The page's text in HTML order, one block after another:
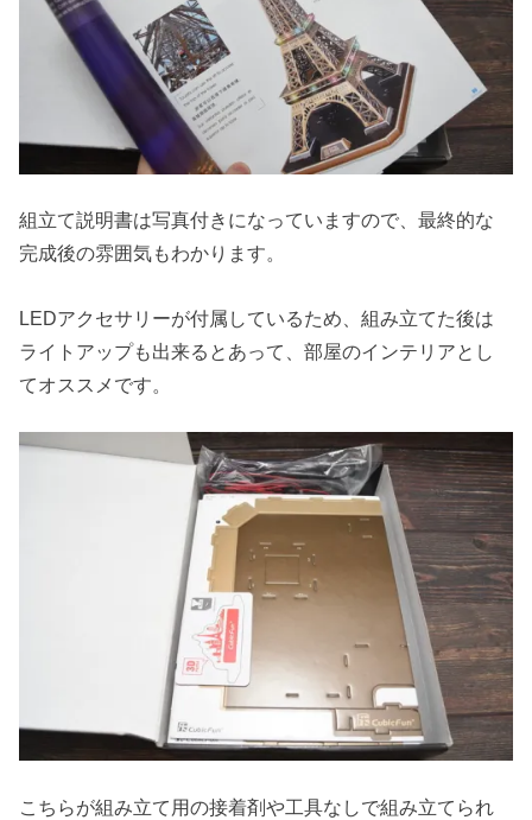
組立て説明書は写真付きになっていますので、最終的な
完成後の雰囲気もわかります。
LEDアクセサリーが付属しているため、組み立てた後は
ライトアップも出来るとあって、部屋のインテリアとし
てオススメです。
こちらが組み立て用の接着剤や工具なしで組み立てられ